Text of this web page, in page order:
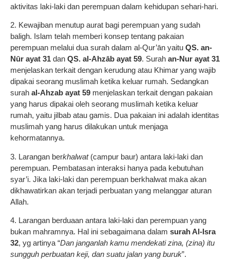
aktivitas laki-laki dan perempuan dalam kehidupan sehari-hari.
2. Kewajiban menutup aurat bagi perempuan yang sudah
baligh. Islam telah memberi konsep tentang pakaian
perempuan melalui dua surah dalam al-Qur’ān yaitu QS. an-
Nūr ayat 31 dan QS. al-Ahzāb ayat 59. Surah an-Nur ayat 31
menjelaskan terkait dengan kerudung atau Khimar yang wajib
dipakai seorang muslimah ketika keluar rumah. Sedangkan
surah al-Ahzab ayat 59 menjelaskan terkait dengan pakaian
yang harus dipakai oleh seorang muslimah ketika keluar
rumah, yaitu jilbab atau gamis. Dua pakaian ini adalah identitas
muslimah yang harus dilakukan untuk menjaga
kehormatannya.
3. Larangan berkhalwat(campur baur) antara laki-laki dan
perempuan. Pembatasan interaksi hanya pada kebutuhan
syar’i. Jika laki-laki dan perempuan berkhalwat maka akan
dikhawatirkan akan terjadi perbuatan yang melanggar aturan
Allah.
4. Larangan berduaan antara laki-laki dan perempuan yang
bukan mahramnya. Hal ini sebagaimana dalam surah Al-Isra
32, yg artinya “Dan janganlah kamu mendekati zina, (zina) itu
sungguh perbuatan keji, dan suatu jalan yang buruk”.